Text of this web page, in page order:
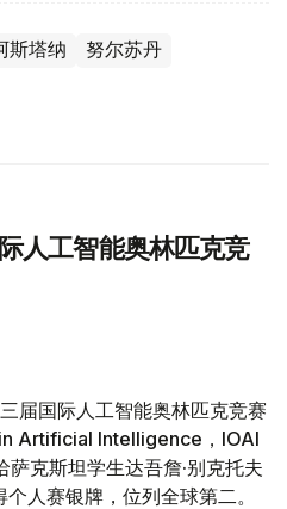
斯塔纳 努尔苏丹
人工智能奥林匹克竞
届国际人工智能奥林匹克竞赛
Artificial Intelligence，IOAI
克斯坦学生达吾詹·别克托夫
人赛银牌，位列全球第二。